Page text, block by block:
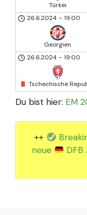
Türkei
26.6.2024 - 19:00
Georgien
26.6.2024 - 19:00
Tschechische
Du bist hier: EM
++
neue
DFB